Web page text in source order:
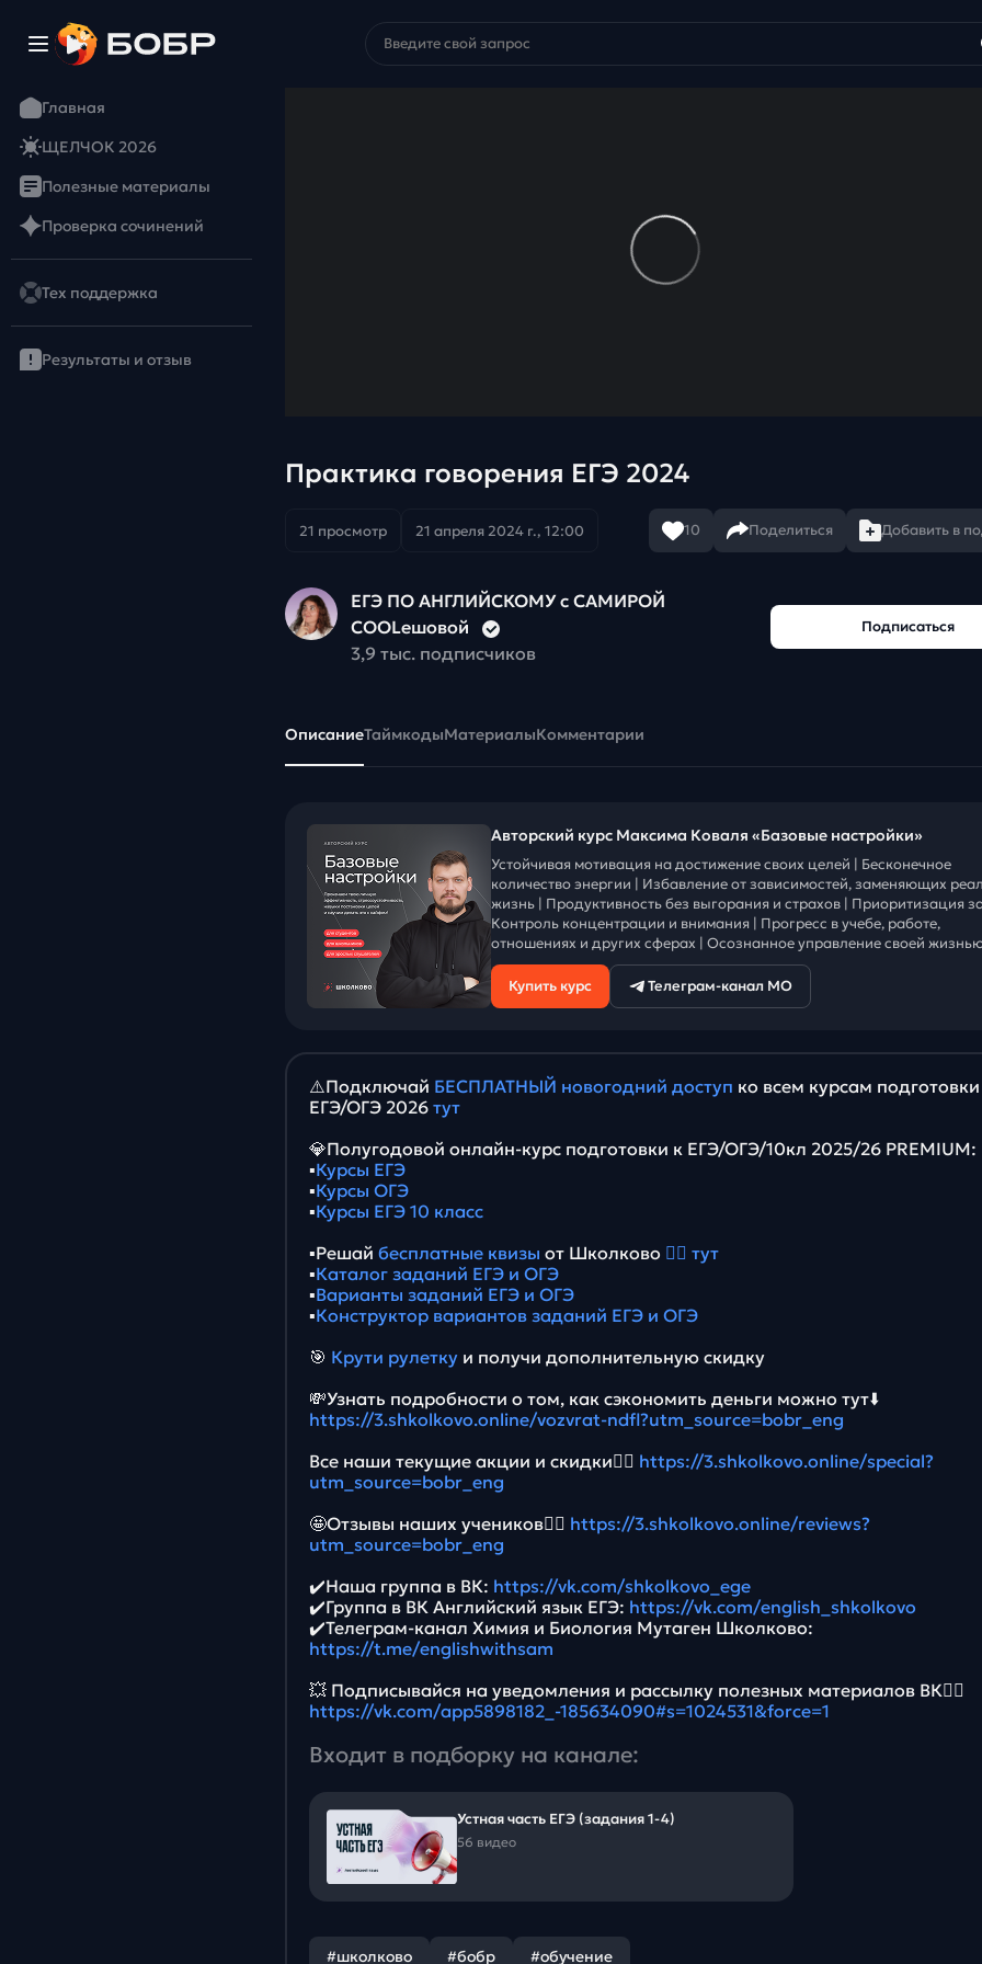
Главная
ЩЕЛЧОК 2026
Полезные материалы
Проверка сочинений
Тех поддержка
Результаты и отзыв
Практика говорения ЕГЭ 2024
21 просмотр 21 апреля 2024 г., 12:00 10 Поделиться Добавить в
ЕГЭ ПО АНГЛИЙСКОМУ с САМИРОЙ
COOLешовой
3,9 тыс. подписчиков
Подписаться
ОписаниеТаймкодыМатериалыКомментарии
Авторский курс Максима Коваля «Базовые настройки»
Устойчивая мотивация на достижение своих целей | Бесконечное
количество энергии | Избавление от зависимостей, заменяющих
жизнь | Продуктивность без выгорания и страхов | Приоритизация
Контроль концентрации и внимания | Прогресс в учебе, работе,
отношениях и других сферах | Осознанное управление своей
Купить курс Телеграм-канал МО
⚠️Подключай БЕСПЛАТНЫЙ новогодний доступ ко всем курсам
ЕГЭ/ОГЭ 2026 тут
💎Полугодовой онлайн-курс подготовки к ЕГЭ/ОГЭ/10кл 2025/26 PREMIUM:
▪️Курсы ЕГЭ
▪️Курсы ОГЭ
▪️Курсы ЕГЭ 10 класс
▪️Решай бесплатные квизы от Школково 👉🏻 тут
▪️Каталог заданий ЕГЭ и ОГЭ
▪️Варианты заданий ЕГЭ и ОГЭ
▪️Конструктор вариантов заданий ЕГЭ и ОГЭ
🎯 Крути рулетку и получи дополнительную скидку
💸Узнать подробности о том, как сэкономить деньги можно тут⬇️
https://3.shkolkovo.online/vozvrat-ndfl?utm_source=bobr_eng
Все наши текущие акции и скидки👉🏻 https://3.shkolkovo.online/special?
utm_source=bobr_eng
🤩Отзывы наших учеников👉🏻 https://3.shkolkovo.online/reviews?
utm_source=bobr_eng
✔️Наша группа в ВК: https://vk.com/shkolkovo_ege
✔️Группа в ВК Английский язык ЕГЭ: https://vk.com/english_shkolkovo
✔️Телеграм-канал Химия и Биология Мутаген Школково:
https://t.me/englishwithsam
💥 Подписывайся на уведомления и рассылку полезных материалов ВК👉🏻
https://vk.com/app5898182_-185634090#s=1024531&force=1
Входит в подборку на канале:
Устная часть ЕГЭ (задания 1-4)
56 видео
#школково #бобр #обучение